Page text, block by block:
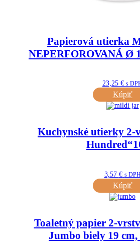
Papierová utierka
NEPERFOROVANÁ Ø
23,25 € s
Kúpiť
Kuchynské utierky
3,57 € s
Kúpiť
Toaletný papier 2-
Jumbo biely 19